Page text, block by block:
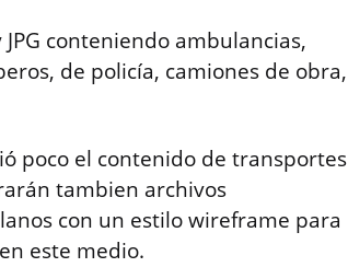
conteniendo ambulancias,
de policía, camiones de obra,
poco el contenido de transportes
tambien archivos
con un estilo wireframe para
este medio.